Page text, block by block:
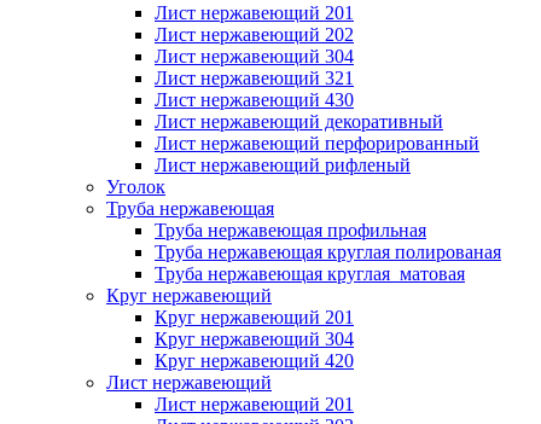
Лист нержавеющий 201
Лист нержавеющий 202
Лист нержавеющий 304
Лист нержавеющий 321
Лист нержавеющий 430
Лист нержавеющий декоративный
Лист нержавеющий перфорированный
Лист нержавеющий рифленый
Уголок
Труба нержавеющая
Труба нержавеющая профильная
Труба нержавеющая круглая полированая
Труба нержавеющая круглая матовая
Круг нержавеющий
Круг нержавеющий 201
Круг нержавеющий 304
Круг нержавеющий 420
Лист нержавеющий
Лист нержавеющий 201